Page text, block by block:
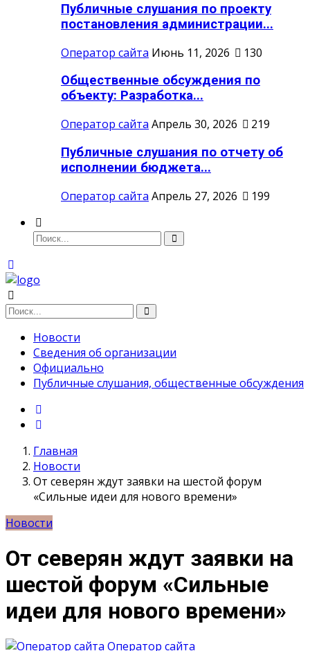
Публичные слушания по проекту
постановления администрации...
Оператор сайта Июнь 11, 2026
130
Общественные обсуждения по
объекту: Разработка...
Оператор сайта Апрель 30, 2026
219
Публичные слушания по отчету об
исполнении бюджета...
Оператор сайта Апрель 27, 2026 199
Новости
Сведения об организации
Официально
Публичные слушания, общественные обсуждения
Главная
Новости
От северян ждут заявки на шестой форум
«Сильные идеи для нового времени»
Новости
От северян ждут заявки на
шестой форум «Сильные
идеи для нового времени»
Оператор сайта